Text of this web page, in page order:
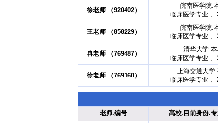
徐老师 （920402）
皖南医学院.
临床医学专业 、
王老师 （858229）
皖南医学院.
临床医学专业 、
冉老师 （769487）
清华大学.
临床医学专业 、
徐老师 （769160）
上海交通大学
临床医学专业 、
老师.编号 高校.目前身份.